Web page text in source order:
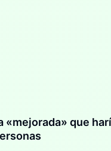
«mejorada» que